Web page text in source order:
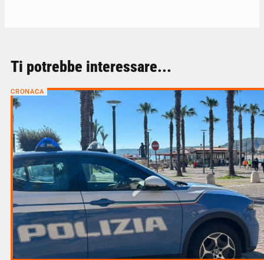
Ti potrebbe interessare...
CRONACA